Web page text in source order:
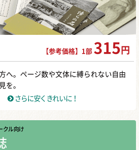
【参考価格】1部 315 円
へ。ページ数や文体に縛られない自由
を。
さらに安くきれいに！
クル向け